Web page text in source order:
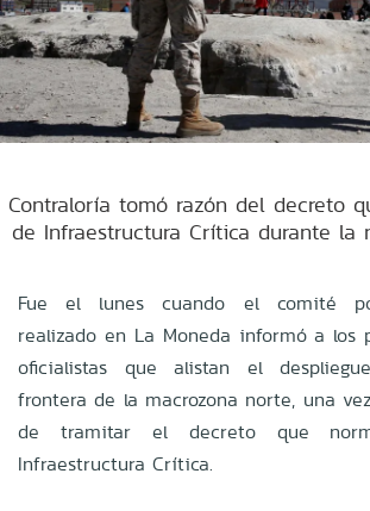
Contraloría tomó razón del decreto
de Infraestructura Crítica durante la
Fue el lunes cuando el comité
realizado en La Moneda informó a los
oficialistas que alistan el
frontera de la macrozona norte, una
de tramitar el decreto que
Infraestructura Crítica.